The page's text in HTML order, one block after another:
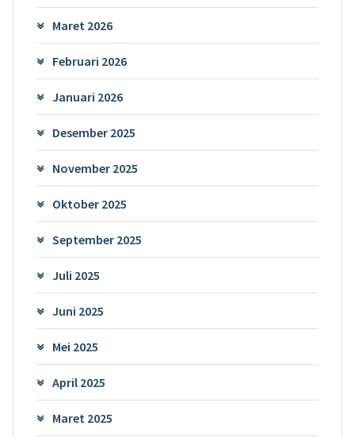
Maret 2026
Februari 2026
Januari 2026
Desember 2025
November 2025
Oktober 2025
September 2025
Juli 2025
Juni 2025
Mei 2025
April 2025
Maret 2025